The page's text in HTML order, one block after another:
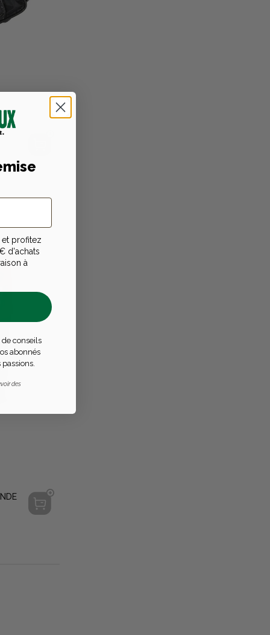
et profitez
d'achats
à
conseils
abonnés
des